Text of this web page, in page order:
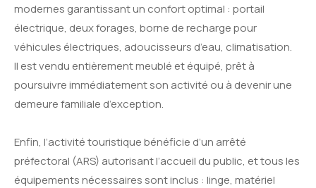
modernes garantissant un confort optimal : portail
électrique, deux forages, borne de recharge pour
véhicules électriques, adoucisseurs d’eau, climatisation.
Il est vendu entièrement meublé et équipé, prêt à
poursuivre immédiatement son activité ou à devenir une
demeure familiale d’exception.
Enfin, l’activité touristique bénéficie d’un arrêté
préfectoral (ARS) autorisant l’accueil du public, et tous les
équipements nécessaires sont inclus : linge, matériel